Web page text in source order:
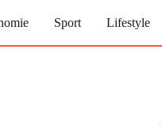
Sport Lifestyle